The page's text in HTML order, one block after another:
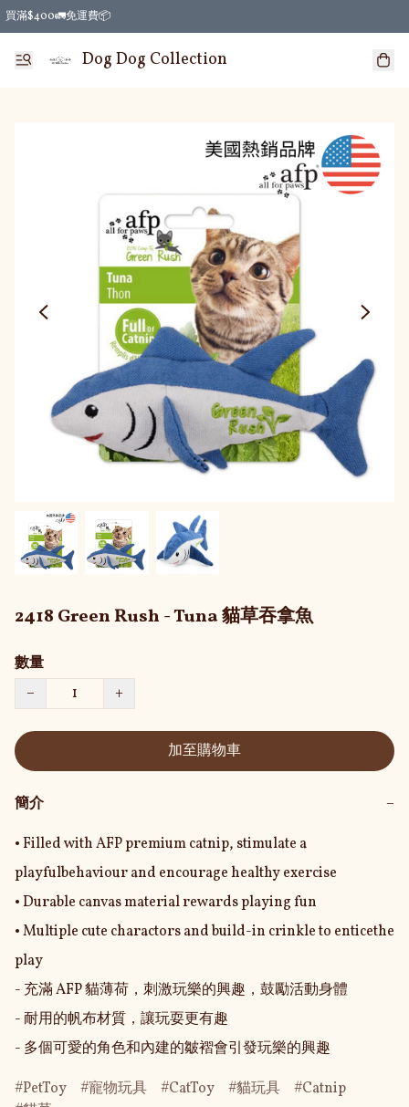
買滿$400🚛免運費📦
Dog Dog Collection
2418 Green Rush - Tuna 貓草吞拿魚
數量
−
+
加至購物車
簡介
−
• Filled with AFP premium catnip, stimulate a
playfulbehaviour and encourage healthy exercise
• Durable canvas material rewards playing fun
• Multiple cute charactors and build-in crinkle to enticethe
play
- 充滿 AFP 貓薄荷，刺激玩樂的興趣，鼓勵活動身體
- 耐用的帆布材質，讓玩耍更有趣
- 多個可愛的角色和內建的皺褶會引發玩樂的興趣
PetToy
寵物玩具 CatToy 貓玩具
Catnip